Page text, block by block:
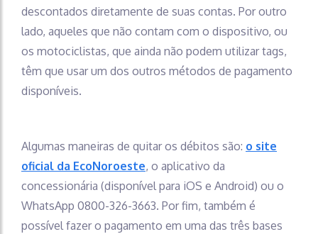
descontados diretamente de suas contas. Por outro
lado, aqueles que não contam com o dispositivo, ou
os motociclistas, que ainda não podem utilizar tags,
têm que usar um dos outros métodos de pagamento
disponíveis.
Algumas maneiras de quitar os débitos são: o site
oficial da EcoNoroeste, o aplicativo da
concessionária (disponível para iOS e Android) ou o
WhatsApp 0800-326-3663. Por fim, também é
possível fazer o pagamento em uma das três bases